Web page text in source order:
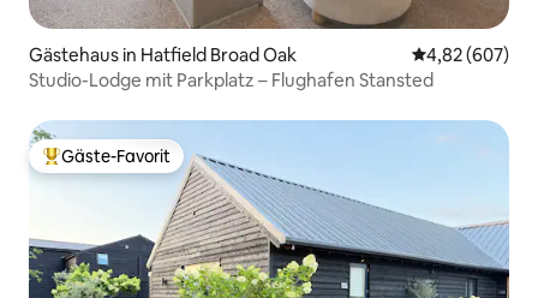
Gästehaus in Hatfield Broad Oak
4,82 (607)
Studio-Lodge mit Parkplatz – Flughafen Stansted
Beliebter Gäste-Favorit.
Gäste-Favorit